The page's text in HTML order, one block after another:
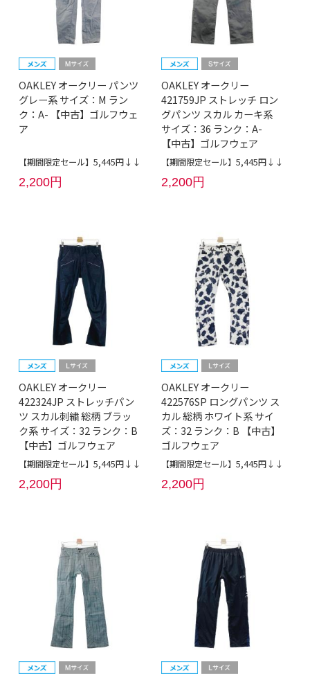
OAKLEY オークリー パンツ
グレー系 サイズ：M ラン
ク：A- 【中古】ゴルフウェ
ア
【期間限定セール】5,445円↓↓
2,200円
OAKLEY オークリー
421759JP ストレッチ ロン
グパンツ スカル カーキ系
サイズ：36 ランク：A-
【中古】ゴルフウェア
【期間限定セール】5,445円↓↓
2,200円
OAKLEY オークリー
422324JP ストレッチパン
ツ スカル刺繍 総柄 ブラッ
ク系 サイズ：32 ランク：B
【中古】ゴルフウェア
【期間限定セール】5,445円↓↓
2,200円
OAKLEY オークリー
422576SP ロングパンツ ス
カル 総柄 ホワイト系 サイ
ズ：32 ランク：B 【中古】
ゴルフウェア
【期間限定セール】5,445円↓↓
2,200円